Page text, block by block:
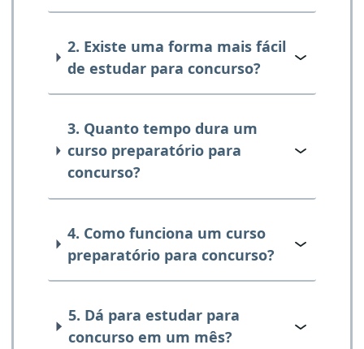
2. Existe uma forma mais fácil
de estudar para concurso?
3. Quanto tempo dura um
curso preparatório para
concurso?
4. Como funciona um curso
preparatório para concurso?
5. Dá para estudar para
concurso em um mês?